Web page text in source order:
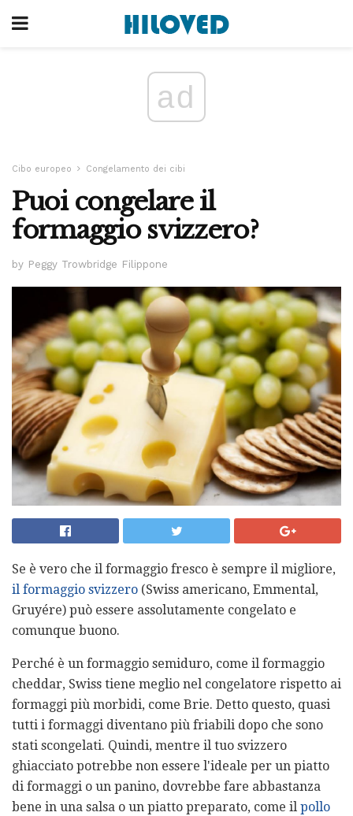
ad
Cibo europeo Congelamento dei cibi
Puoi congelare il
formaggio svizzero?
by Peggy Trowbridge Filippone
Se è vero che il formaggio fresco è sempre il migliore,
il formaggio svizzero (Swiss americano, Emmental,
Gruyére) può essere assolutamente congelato e
comunque buono.
Perché è un formaggio semiduro, come il formaggio
cheddar, Swiss tiene meglio nel congelatore rispetto ai
formaggi più morbidi, come Brie. Detto questo, quasi
tutti i formaggi diventano più friabili dopo che sono
stati scongelati. Quindi, mentre il tuo svizzero
ghiacciato potrebbe non essere l'ideale per un piatto
di formaggi o un panino, dovrebbe fare abbastanza
bene in una salsa o un piatto preparato, come il pollo